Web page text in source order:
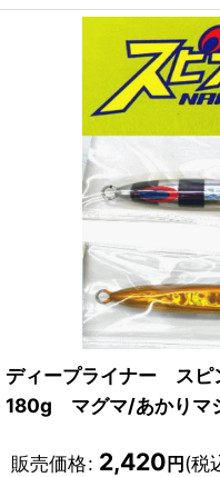
ディープライナー スピ
180g マグマ/あかりマ
販売価格: 2,420円(税